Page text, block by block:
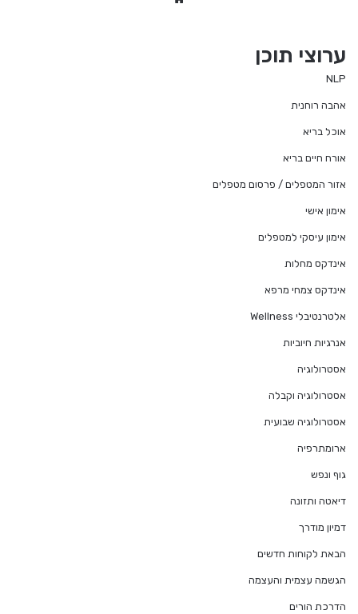
ערוצי תוכן
NLP
אהבה רוחנית
אוכל בריא
אורח חיים בריא
אזור המטפלים / פרסום מטפלים
אימון אישי
אימון עיסקי למטפלים
אינדקס מחלות
אינדקס צמחי מרפא
אלטרנטיבלי Wellness
אנרגיות חיוביות
אסטרולוגיה
אסטרולוגיה וקבלה
אסטרולוגיה שבועית
ארומתרפיה
גוף ונפש
דיאטה ותזונה
דמיון מודרך
הבאת לקוחות חדשים
הגשמה עצמית והעצמה
הדרכת הורים